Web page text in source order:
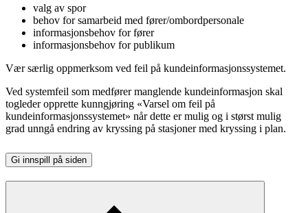
valg av spor
behov for samarbeid med fører/ombordpersonale
informasjonsbehov for fører
informasjonsbehov for publikum
Vær særlig oppmerksom ved feil på kundeinformasjonssystemet.
Ved systemfeil som medfører manglende kundeinformasjon skal
togleder opprette kunngjøring «Varsel om feil på
kundeinformasjonssystemet» når dette er mulig og i størst mulig
grad unngå endring av kryssing på stasjoner med kryssing i plan.
Gi innspill på siden